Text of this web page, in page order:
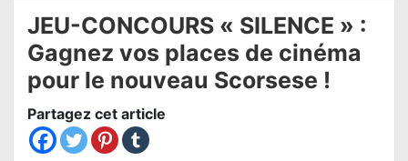
JEU-CONCOURS « SILENCE » :
Gagnez vos places de cinéma
pour le nouveau Scorsese !
Partagez cet article